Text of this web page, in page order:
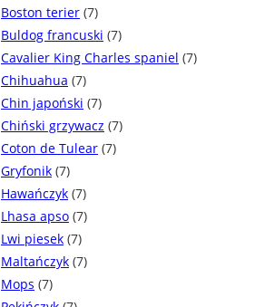
Boston terier (7)
Buldog francuski (7)
Cavalier King Charles spaniel (7)
Chihuahua (7)
Chin japoński (7)
Chiński grzywacz (7)
Coton de Tulear (7)
Gryfonik (7)
Hawańczyk (7)
Lhasa apso (7)
Lwi piesek (7)
Maltańczyk (7)
Mops (7)